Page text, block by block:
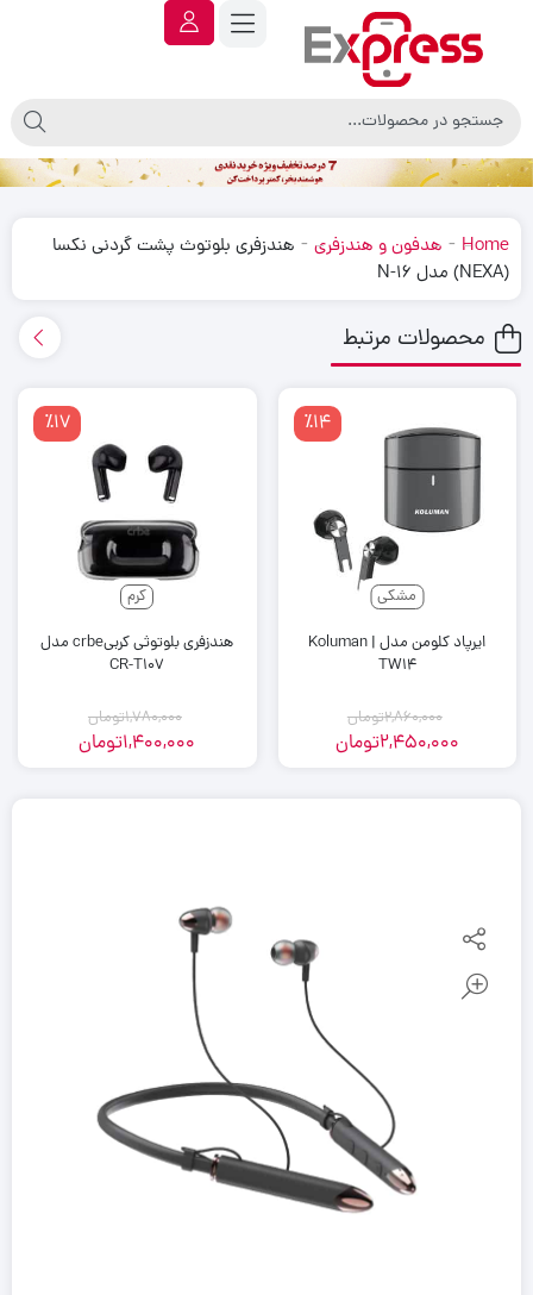
Home
- هدفون و هندزفری - هندزفری بلوتوث پشت گردنی نکسا
(NEXA) مدل N-16
محصولات مرتبط
مشکی
٪14
ایرپاد کلومن مدل Koluman |
TW14
2,860,000تومان
2,450,000تومان
کرم
٪17
هندزفری بلوتوثی کربیcrbe مدل
CR-T107
1,780,000تومان
1,400,000تومان